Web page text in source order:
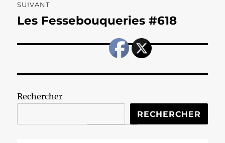
SUIVANT
Publication
Les Fessebouqueries #618
Rechercher
RECHERCHER